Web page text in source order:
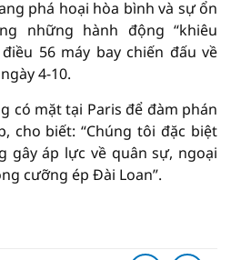
phá hoại hòa bình và sự ổn
những hành động “khiêu
56 máy bay chiến đấu về
4-10.
có mặt tại Paris để đàm phán
cho biết: “Chúng tôi đặc biệt
gây áp lực về quân sự, ngoại
cưỡng ép Đài Loan”.